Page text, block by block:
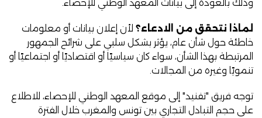
وذلك بالعودة إلى بيانات المعهد الوطني للإحصاء.
لماذا نتحقق من الادعاء؟ لأن إعلان بيانات أو معلومات
خاطئة حول شأن عام، يؤثر بشكل سلبي على شرائح الجمهور
المرتبطة بهذا الشأن، سواء كان سياسيًا أو اقتصاديًا أو اجتماعيًا أو
تنمويًا وغيره من المجالات.
توجه فريق "تفنيد" إلى موقع المعهد الوطني للإحصاء، للاطلاع
على حجم التبادل التجاري بين تونس والمغرب خلال الفترة